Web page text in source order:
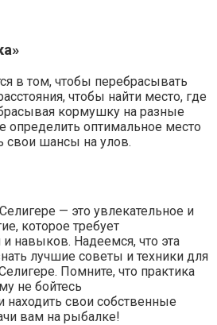
в том, чтобы перебрасывать
чтобы найти место, где
кормушку на разные
определить оптимальное место
свои шансы на улов.
— это увлекательное и
которое требует
навыков. Надеемся, что эта
лучшие советы и техники для
Помните, что практика
не бойтесь
находить свои собственные
вам на рыбалке!